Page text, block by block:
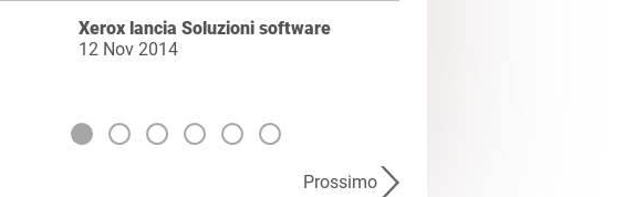
Xerox lancia Soluzioni software
12 Nov 2014
Prossimo